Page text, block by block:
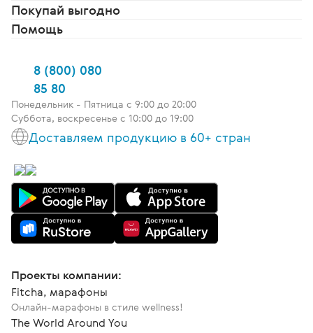
Покупай выгодно
Помощь
8 (800) 080
85 80
Понедельник - Пятница c 9:00 до 20:00
Суббота, воскресенье с 10:00 до 19:00
Доставляем продукцию в 60+ стран
Проекты компании:
Fitcha, марафоны
Онлайн-марафоны в стиле wellness!
The World Around You